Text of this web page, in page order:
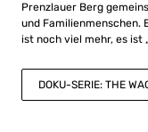
Prenzlauer Berg
und Familienmenschen.
ist noch viel mehr, es ist „
DOKU-SERIE: THE